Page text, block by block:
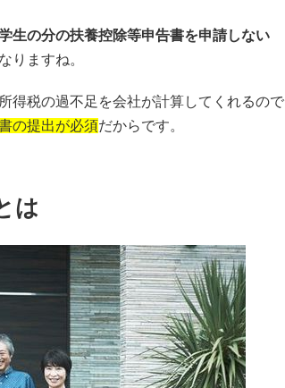
生の分の扶養控除等申告書を申請しない
りますね。
得税の過不足を会社が計算してくれるので
の提出が必須だからです。
は